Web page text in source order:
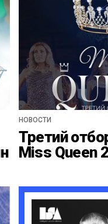
НОВОСТИ
Третий
Miss Queen